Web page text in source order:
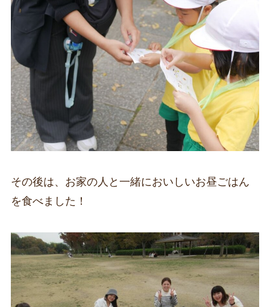
その後は、お家の人と一緒においしいお昼ごはん
を食べました！